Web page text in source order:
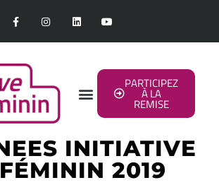
PARTICIPEZ
À LA
REMISE
INITIATIVE
2019